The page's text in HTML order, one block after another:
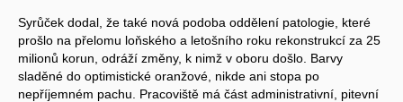
Syrůček dodal, že také nová podoba oddělení patologie, které
prošlo na přelomu loňského a letošního roku rekonstrukcí za 25
milionů korun, odráží změny, k nimž v oboru došlo. Barvy
sladěné do optimistické oranžové, nikde ani stopa po
nepříjemném pachu. Pracoviště má část administrativní, pitevní